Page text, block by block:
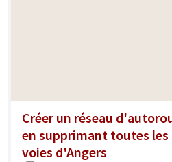
Créer un réseau
en supprimant toutes les
voies d'Angers